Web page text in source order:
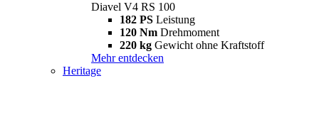
Diavel V4 RS 100
182 PS Leistung
120 Nm Drehmoment
220 kg Gewicht ohne Kraftstoff
Mehr entdecken
Heritage